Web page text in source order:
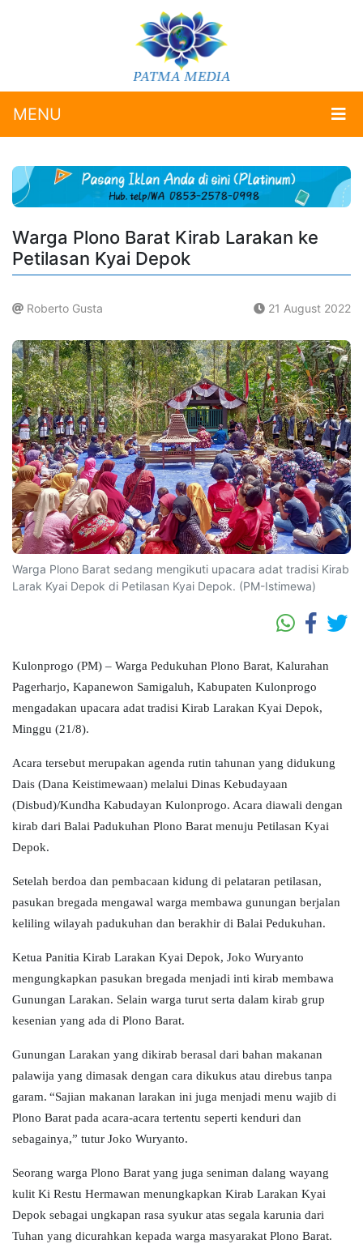
MENU
Warga Plono Barat Kirab Larakan ke
Petilasan Kyai Depok
Roberto Gusta 21 August 2022
Warga Plono Barat sedang mengikuti upacara adat tradisi Kirab
Larak Kyai Depok di Petilasan Kyai Depok. (PM-Istimewa)
Kulonprogo (PM) – Warga Pedukuhan Plono Barat, Kalurahan
Pagerharjo, Kapanewon Samigaluh, Kabupaten Kulonprogo
mengadakan upacara adat tradisi Kirab Larakan Kyai Depok,
Minggu (21/8).
Acara tersebut merupakan agenda rutin tahunan yang didukung
Dais (Dana Keistimewaan) melalui Dinas Kebudayaan
(Disbud)/Kundha Kabudayan Kulonprogo. Acara diawali dengan
kirab dari Balai Padukuhan Plono Barat menuju Petilasan Kyai
Depok.
Setelah berdoa dan pembacaan kidung di pelataran petilasan,
pasukan bregada mengawal warga membawa gunungan berjalan
keliling wilayah padukuhan dan berakhir di Balai Pedukuhan.
Ketua Panitia Kirab Larakan Kyai Depok, Joko Wuryanto
mengungkapkan pasukan bregada menjadi inti kirab membawa
Gunungan Larakan. Selain warga turut serta dalam kirab grup
kesenian yang ada di Plono Barat.
Gunungan Larakan yang dikirab berasal dari bahan makanan
palawija yang dimasak dengan cara dikukus atau direbus tanpa
garam. “Sajian makanan larakan ini juga menjadi menu wajib di
Plono Barat pada acara-acara tertentu seperti kenduri dan
sebagainya,” tutur Joko Wuryanto.
Seorang warga Plono Barat yang juga seniman dalang wayang
kulit Ki Restu Hermawan menungkapkan Kirab Larakan Kyai
Depok sebagai ungkapan rasa syukur atas segala karunia dari
Tuhan yang dicurahkan kepada warga masyarakat Plono Barat.